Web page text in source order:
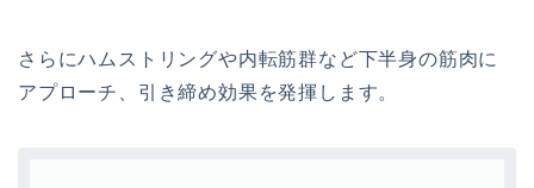
さらにハムストリングや内転筋群など下半身の筋肉に
アプローチ、引き締め効果を発揮します。